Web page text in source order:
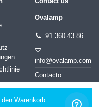
den Warenkorb
Ovalamp
91 360 43 86
info@ovalamp.com
Contacto